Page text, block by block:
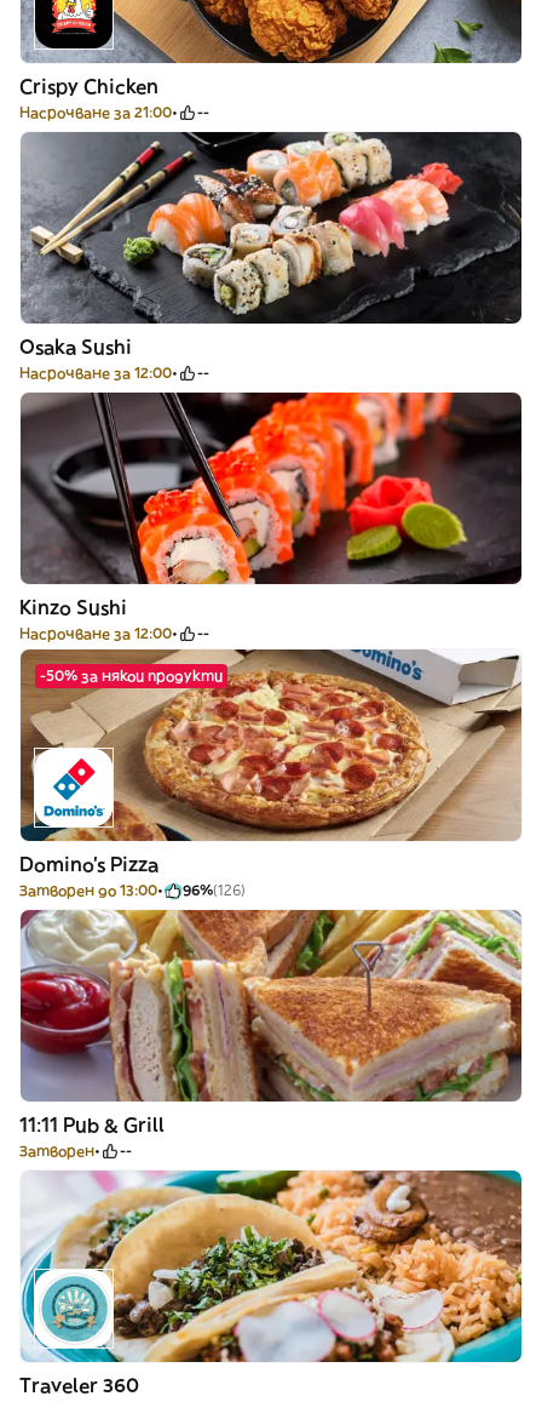
Crispy Chicken
Насрочване за 21:00 --
Osaka Sushi
Насрочване за 12:00 --
Kinzo Sushi
Насрочване за 12:00 --
-50% за някои продукти
Domino's Pizza
Затворен до 13:00 96%(126)
11:11 Pub & Grill
Затворен --
Traveler 360